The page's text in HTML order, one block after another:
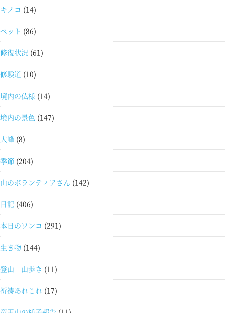
キノコ (14)
ペット (86)
修復状況 (61)
修験道 (10)
境内の仏様 (14)
境内の景色 (147)
大峰 (8)
季節 (204)
山のボランティアさん (142)
日記 (406)
本日のワンコ (291)
生き物 (144)
登山 山歩き (11)
祈祷あれこれ (17)